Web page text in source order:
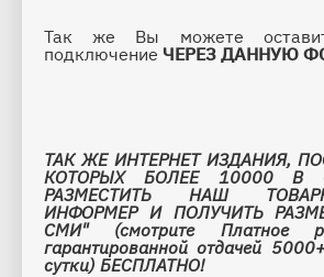
Так же Вы можете
подключение ЧЕРЕЗ ДАННУЮ
ТАК ЖЕ ИНТЕРНЕТ ИЗДАНИЯ,
КОТОРЫХ БОЛЕЕ 10000 В
РАЗМЕСТИТЬ НАШ
ИНФОРМЕР И ПОЛУЧИТЬ
СМИ" (смотрите Платное
гарантированной отдачей
сутки) БЕСПЛАТНО!